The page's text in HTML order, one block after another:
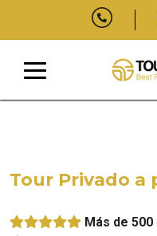
Tour Privado a
Más de